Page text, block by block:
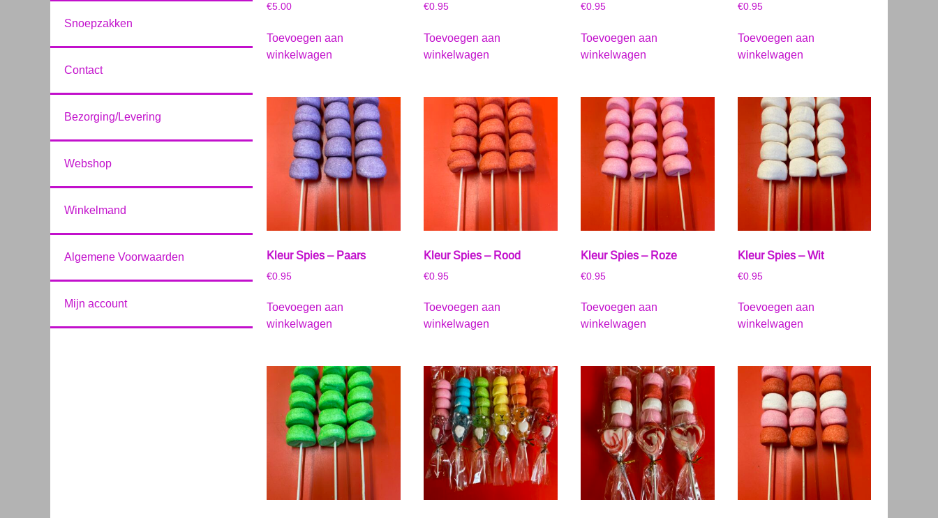
€5.00
Toevoegen aan
winkelwagen
€0.95
Toevoegen aan
winkelwagen
€0.95
Toevoegen aan
winkelwagen
€0.95
Toevoegen aan
winkelwagen
Kleur Spies – Paars
€0.95
Toevoegen aan
winkelwagen
Kleur Spies – Rood
€0.95
Toevoegen aan
winkelwagen
Kleur Spies – Roze
€0.95
Toevoegen aan
winkelwagen
Kleur Spies – Wit
€0.95
Toevoegen aan
winkelwagen
Snoepzakken
Contact
Bezorging/Levering
Webshop
Winkelmand
Algemene Voorwaarden
Mijn account